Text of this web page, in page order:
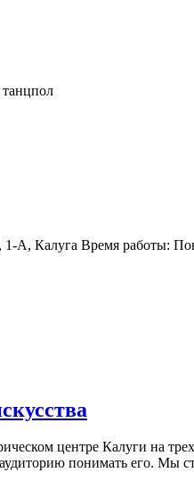
А, Калуга Время работы:
центре Калуги на
понимать его. Мы